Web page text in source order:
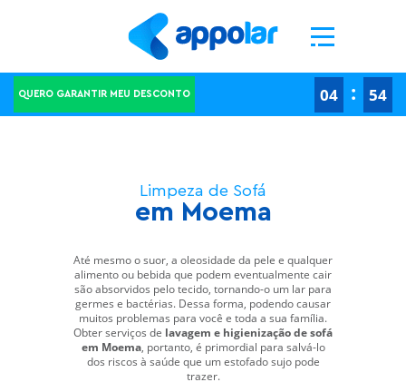
dispositivo para melhorar a navegação no site, analisar a utilização do site e ajudar nas
nossas iniciativas de marketing.Definições de cookies
Aceitar todos os cookies
QUERO GARANTIR MEU DESCONTO 04 : 53
Limpeza de Sofá
em Moema
Até mesmo o suor, a oleosidade da pele e qualquer
alimento ou bebida que podem eventualmente cair
são absorvidos pelo tecido, tornando-o um lar para
germes e bactérias. Dessa forma, podendo causar
muitos problemas para você e toda a sua família.
Obter serviços de lavagem e higienização de sofá
em Moema, portanto, é primordial para salvá-lo
dos riscos à saúde que um estofado sujo pode
trazer.